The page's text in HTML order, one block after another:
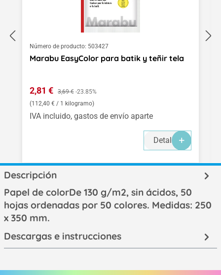
Número de producto: 503427
Marabu EasyColor para batik y teñir tela
Precio de venta:
2,81 € Precio normal:
3,69 € -23.85%
(112,40 € / 1 kilogramo)
IVA incluido, gastos de envío aparte
Detalles
Descripción
Papel de colorDe 130 g/m2, sin ácidos, 50
hojas ordenadas por 50 colores. Medidas: 250
x 350 mm.
Descargas e instrucciones